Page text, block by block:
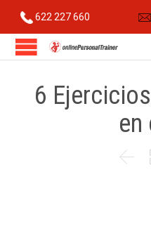
622 227 660
6
en
